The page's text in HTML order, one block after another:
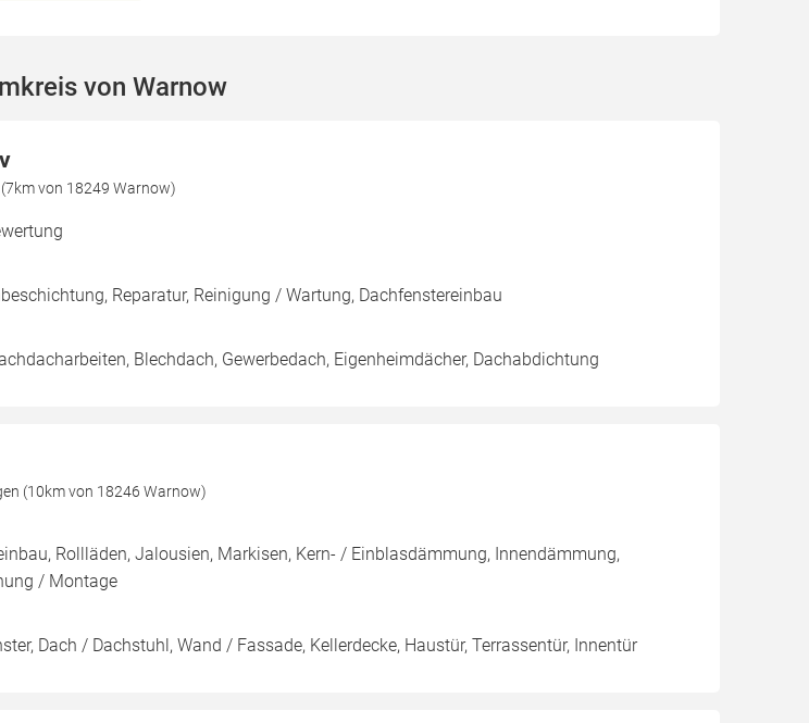
von Warnow
von 18249 Warnow)
Reparatur, Reinigung / Wartung, Dachfenstereinbau
Blechdach, Gewerbedach, Eigenheimdächer, Dachabdichtung
(10km von 18246 Warnow)
Rollläden, Jalousien, Markisen, Kern- / Einblasdämmung, Innendämmung,
/ Montage
Dach / Dachstuhl, Wand / Fassade, Kellerdecke, Haustür, Terrassentür, Innentür